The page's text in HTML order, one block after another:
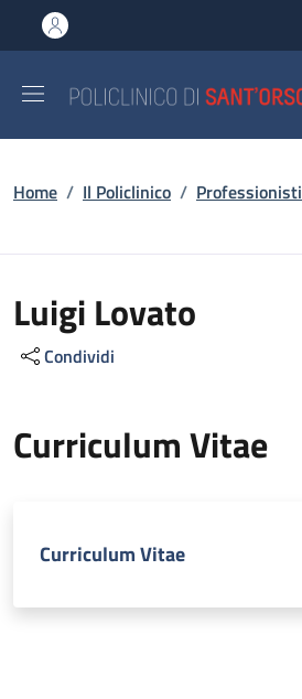
al contenuto principale
to footer content
Briciole di pane
Home / Il Policlinico / Professionisti
Luigi Lovato
Condividi
Curriculum Vitae
Curriculum Vitae